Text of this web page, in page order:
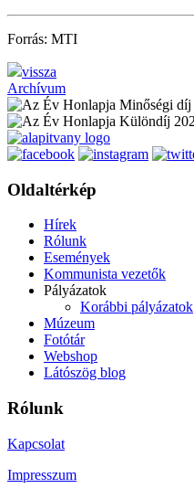
Forrás: MTI
vissza
Archívum
Oldaltérkép
Hírek
Rólunk
Események
Kommunista vezetők
Pályázatok
Korábbi pályázatok
Múzeum
Fotótár
Webshop
Látószög blog
Rólunk
Kapcsolat
Impresszum